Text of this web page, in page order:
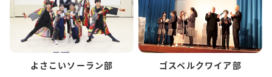
よさこいソーラン部 ゴスペルクワイア部